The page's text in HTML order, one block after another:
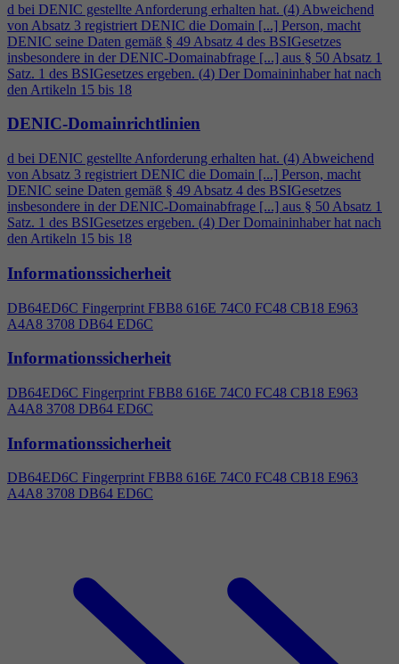
d bei DENIC gestellte Anforderung erhalten hat. (4) Abweichend
von Absatz 3 registriert DENIC die Domain [...] Person, macht
DENIC seine Daten gemäß § 49 Absatz 4 des BSIGesetzes
insbesondere in der DENIC-Domainabfrage [...] aus § 50 Absatz 1
Satz. 1 des BSIGesetzes ergeben. (4) Der Domaininhaber hat nach
den Artikeln 15 bis 18
DENIC-Domainrichtlinien
d bei DENIC gestellte Anforderung erhalten hat. (4) Abweichend
von Absatz 3 registriert DENIC die Domain [...] Person, macht
DENIC seine Daten gemäß § 49 Absatz 4 des BSIGesetzes
insbesondere in der DENIC-Domainabfrage [...] aus § 50 Absatz 1
Satz. 1 des BSIGesetzes ergeben. (4) Der Domaininhaber hat nach
den Artikeln 15 bis 18
Informationssicherheit
DB64ED6C Fingerprint FBB8 616E 74C0 FC48 CB18 E963
A4A8 3708 DB64 ED6C
Informationssicherheit
DB64ED6C Fingerprint FBB8 616E 74C0 FC48 CB18 E963
A4A8 3708 DB64 ED6C
Informationssicherheit
DB64ED6C Fingerprint FBB8 616E 74C0 FC48 CB18 E963
A4A8 3708 DB64 ED6C